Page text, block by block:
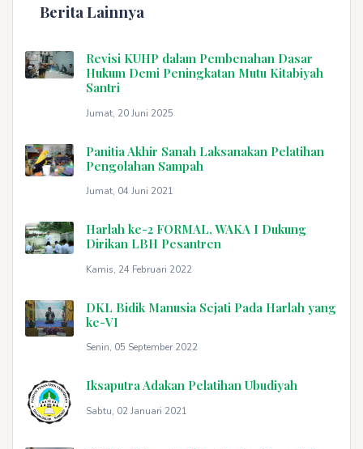
Berita Lainnya
Revisi KUHP dalam Pembenahan Dasar
Hukum Demi Peningkatan Mutu Kitabiyah
Santri
Jumat, 20 Juni 2025
Panitia Akhir Sanah Laksanakan Pelatihan
Pengolahan Sampah
Jumat, 04 Juni 2021
Harlah ke-2 FORMAL, WAKA I Dukung
Dirikan LBH Pesantren
Kamis, 24 Februari 2022
DKL Bidik Manusia Sejati Pada Harlah yang
ke-VI
Senin, 05 September 2022
Iksaputra Adakan Pelatihan Ubudiyah
Sabtu, 02 Januari 2021